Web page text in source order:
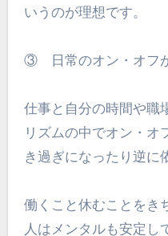
いうのが理想です。
③ 日常のオン・オフ
仕事と自分の時間や職
リズムの中でオン・オ
き過ぎになったり逆に
働くこと休むことをき
人はメンタルも安定し